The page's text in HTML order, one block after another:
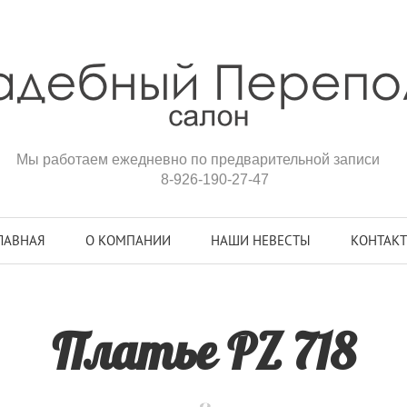
Мы работаем ежедневно по предварительной записи
8-926-190-27-47
О КОМПАНИИ НАШИ НЕВЕСТЫ
Платье PZ 718